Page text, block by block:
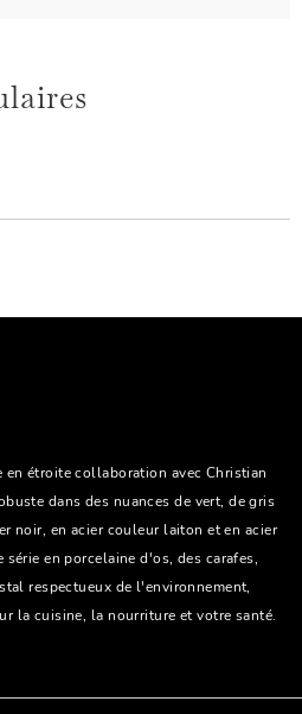
en étroite collaboration avec Christian
dans des nuances de vert, de gris
noir, en acier couleur laiton et en acier
en porcelaine d'os, des carafes,
respectueux de l'environnement,
la cuisine, la nourriture et votre santé.